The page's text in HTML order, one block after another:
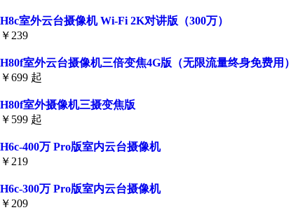
H8c室外云台摄像机 Wi-Fi 2K对讲版（300万）
￥239
H80f室外云台摄像机三倍变焦4G版（无限流量终身免费用）
￥699 起
H80f室外摄像机三摄变焦版
￥599 起
H6c-400万 Pro版室内云台摄像机
￥219
H6c-300万 Pro版室内云台摄像机
￥209